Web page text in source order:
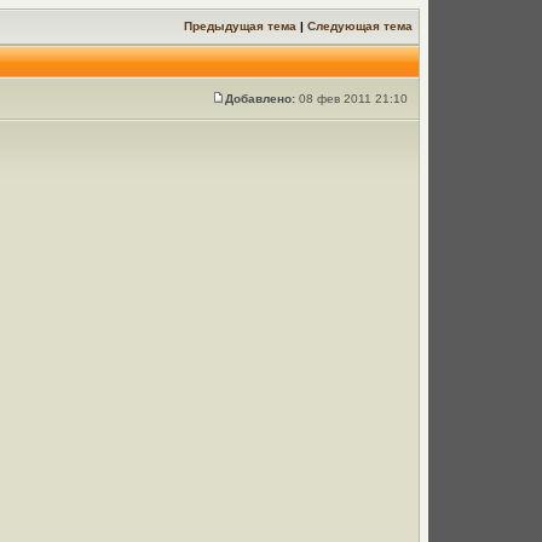
Предыдущая тема |Следующая тема
Добавлено: 08 фев 2011 21:10